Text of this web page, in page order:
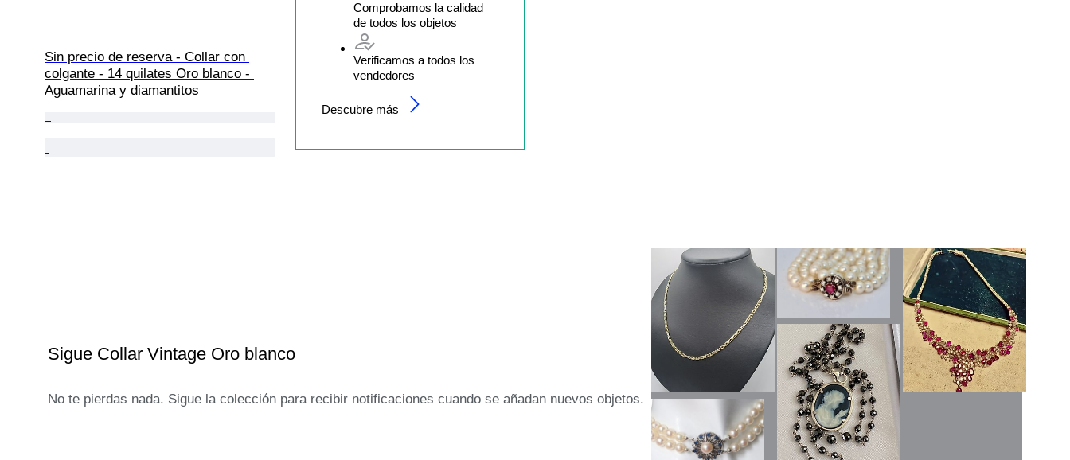
Sin precio de reserva - Collar con
colgante - 14 quilates Oro blanco -
Aguamarina y diamantitos
Comprobamos la calidad
de todos los objetos
Verificamos a todos los
vendedores
Descubre más
Sigue Collar Vintage Oro blanco
No te pierdas nada. Sigue la colección para recibir notificaciones cuando se añadan nuevos objetos.